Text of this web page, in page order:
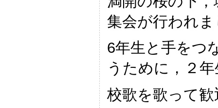
集会が行われ
6年生と手をつ
うために，２
校歌を歌って